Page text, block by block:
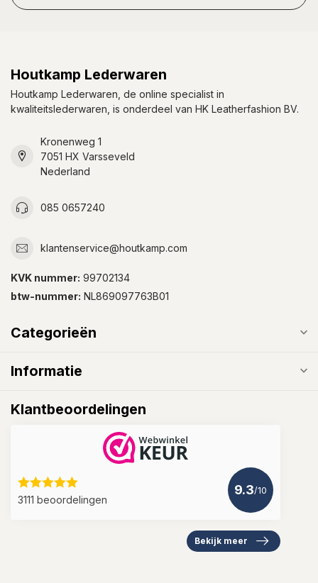
Houtkamp Lederwaren
Houtkamp Lederwaren, de online specialist in
kwaliteitslederwaren, is onderdeel van HK Leatherfashion BV.
Kronenweg 1
7051 HX Varsseveld
Nederland
085 0657240
klantenservice@houtkamp.com
KVK nummer: 99702134
btw-nummer: NL869097763B01
Categorieën
Informatie
Klantbeoordelingen
3111 beoordelingen
9.3/10
Bekijk meer